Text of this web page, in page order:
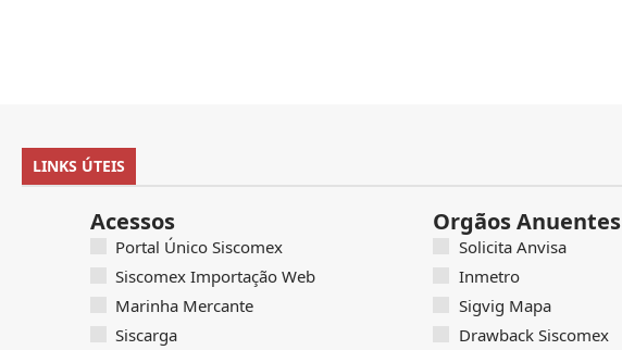
LINKS ÚTEIS
Acessos
Portal Único Siscomex
Siscomex Importação Web
Marinha Mercante
Siscarga
Orgãos Anuentes
Solicita Anvisa
Inmetro
Sigvig Mapa
Drawback Siscomex